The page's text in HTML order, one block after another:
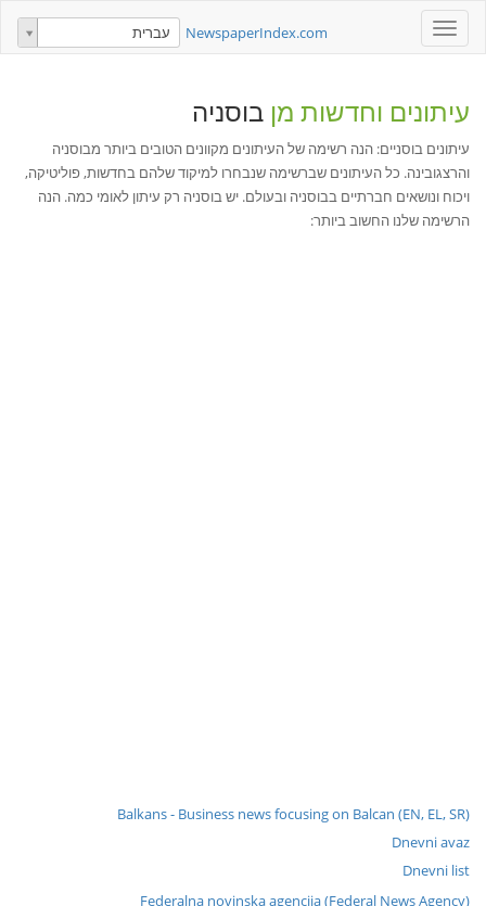
Toggle
navigation
NewspaperIndex.com עברית
עיתונים וחדשות מן בוסניה
עיתונים בוסניים: הנה רשימה של העיתונים מקוונים הטובים ביותר מבוסניה
והרצגובינה. כל העיתונים שברשימה שנבחרו למיקוד שלהם בחדשות, פוליטיקה,
ויכוח ונושאים חברתיים בבוסניה ובעולם. יש בוסניה רק עיתון לאומי כמה. הנה
הרשימה שלנו החשוב ביותר:
Balkans - Business news focusing on Balcan (EN, EL, SR)
Dnevni avaz
Dnevni list
Federalna novinska agencija (Federal News Agency)